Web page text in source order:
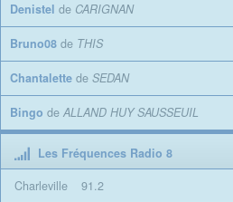
Denistel de CARIGNAN
Bruno08 de THIS
Chantalette de SEDAN
Bingo de ALLAND HUY SAUSSEUIL
Les Fréquences Radio 8
Charleville
91.2